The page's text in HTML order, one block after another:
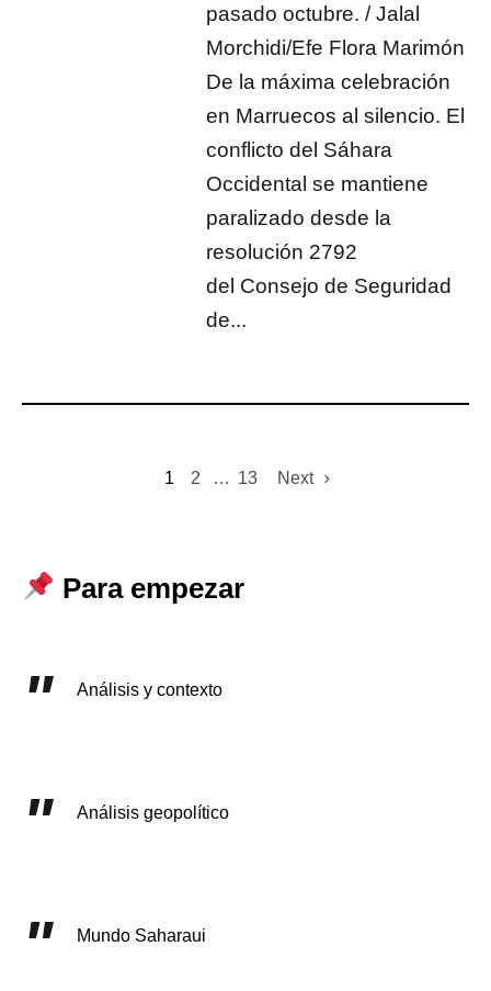
pasado octubre. / Jalal
Morchidi/Efe Flora Marimón
De la máxima celebración
en Marruecos al silencio. El
conflicto del Sáhara
Occidental se mantiene
paralizado desde la
resolución 2792
del Consejo de Seguridad
de...
1 2 … 13 Next
Para empezar
Análisis y contexto
Análisis geopolítico
Mundo Saharaui